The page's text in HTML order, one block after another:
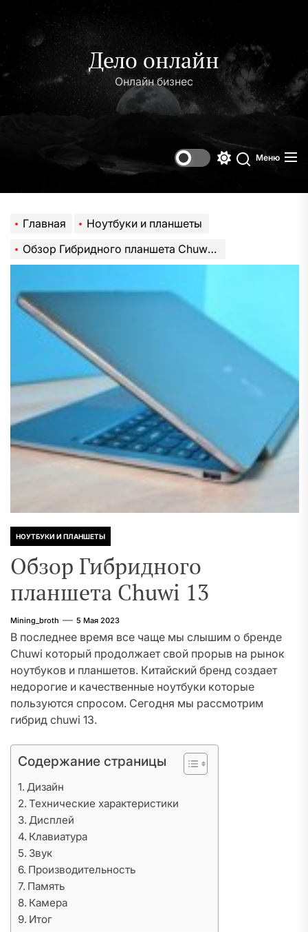
содержимому
Дело онлайн
Онлайн бизнес
Поиск
Меню
Главная
Ноутбуки и планшеты
Обзор Гибридного планшета Chuwi 13
НОУТБУКИ И ПЛАНШЕТЫ
Обзор Гибридного
планшета Chuwi 13
Mining_broth 5 Мая 2023
В последнее время все чаще мы слышим о бренде
Chuwi который продолжает свой прорыв на рынок
ноутбуков и планшетов. Китайский бренд создает
недорогие и качественные ноутбуки которые
пользуются спросом. Сегодня мы рассмотрим
гибрид chuwi 13.
Содержание страницы
Дизайн
Технические характеристики
Дисплей
Клавиатура
Звук
Производительность
Память
Камера
Итог